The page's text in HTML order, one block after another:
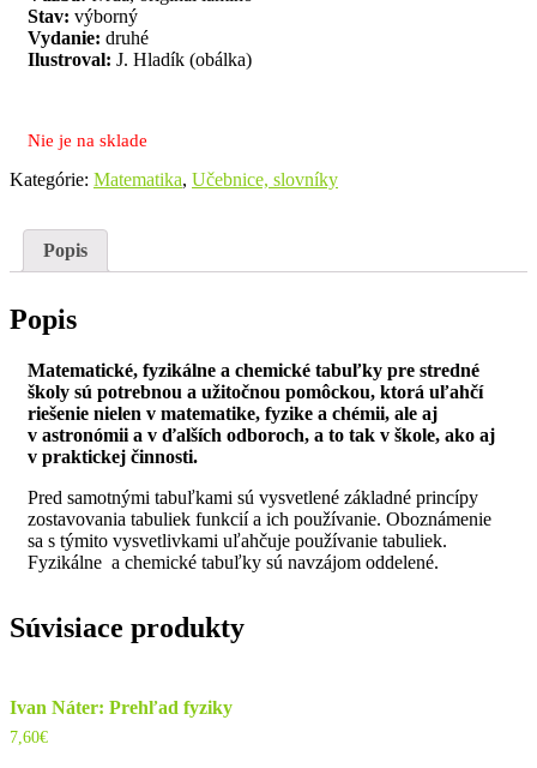
Stav: výborný
Vydanie: druhé
Ilustroval: J. Hladík (obálka)
Nie je na sklade
Kategórie: Matematika, Učebnice, slovníky
Popis
Popis
Matematické, fyzikálne a chemické tabuľky pre stredné
školy sú potrebnou a užitočnou pomôckou, ktorá uľahčí
riešenie nielen v matematike, fyzike a chémii, ale aj
v astronómii a v ďalších odboroch, a to tak v škole, ako aj
v praktickej činnosti.
Pred samotnými tabuľkami sú vysvetlené základné princípy
zostavovania tabuliek funkcií a ich používanie. Oboznámenie
sa s týmito vysvetlivkami uľahčuje používanie tabuliek.
Fyzikálne a chemické tabuľky sú navzájom oddelené.
Súvisiace produkty
Ivan Náter: Prehľad fyziky
7,60€